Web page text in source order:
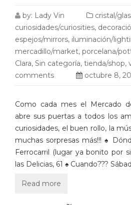
by: Lady Vin cristal/
curiosidades/curiosities,
espejos/mirrors, iluminación/
mercadillo/market, porcelana/
Clara, Sin categoría, tienda/shop,
comments
octubre 8,
Como cada mes el Mercado
abre sus puertas a todos los
curiosidades, el buen rollo, la
muchas sorpresas más!!! ♠
Ferrocarril (lugar ya bonito por
las Delicias, 61 ♠ Cuando???
Read more